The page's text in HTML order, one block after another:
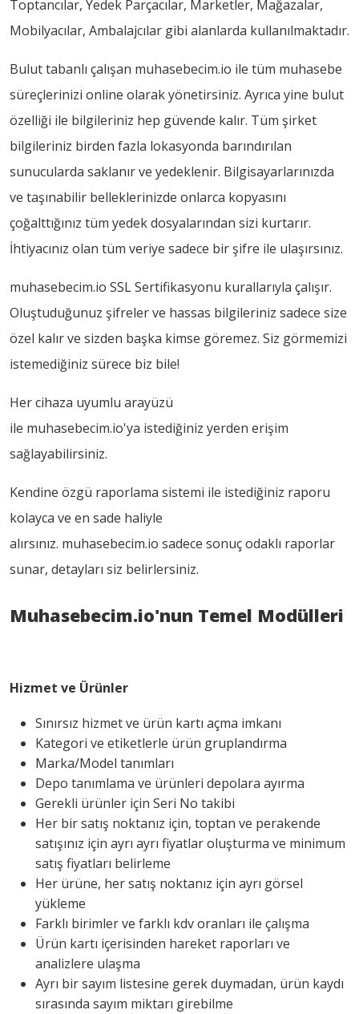
Toptancılar, Yedek Parçacılar, Marketler, Mağazalar,
Mobilyacılar, Ambalajcılar gibi alanlarda kullanılmaktadır.
Bulut tabanlı çalışan muhasebecim.io ile tüm muhasebe
süreçlerinizi online olarak yönetirsiniz. Ayrıca yine bulut
özelliği ile bilgileriniz hep güvende kalır. Tüm şirket
bilgileriniz birden fazla lokasyonda barındırılan
sunucularda saklanır ve yedeklenir. Bilgisayarlarınızda
ve taşınabilir belleklerinizde onlarca kopyasını
çoğalttığınız tüm yedek dosyalarından sizi kurtarır.
İhtiyacınız olan tüm veriye sadece bir şifre ile ulaşırsınız.
muhasebecim.io SSL Sertifikasyonu kurallarıyla çalışır.
Oluştuduğunuz şifreler ve hassas bilgileriniz sadece size
özel kalır ve sizden başka kimse göremez. Siz görmemizi
istemediğiniz sürece biz bile!
Her cihaza uyumlu arayüzü
ile muhasebecim.io'ya istediğiniz yerden erişim
sağlayabilirsiniz.
Kendine özgü raporlama sistemi ile istediğiniz raporu
kolayca ve en sade haliyle
alırsınız. muhasebecim.io sadece sonuç odaklı raporlar
sunar, detayları siz belirlersiniz.
Muhasebecim.io'nun Temel Modülleri
Hizmet ve Ürünler
Sınırsız hizmet ve ürün kartı açma imkanı
Kategori ve etiketlerle ürün gruplandırma
Marka/Model tanımları
Depo tanımlama ve ürünleri depolara ayırma
Gerekli ürünler için Seri No takibi
Her bir satış noktanız için, toptan ve perakende
satışınız için ayrı ayrı fiyatlar oluşturma ve minimum
satış fiyatları belirleme
Her ürüne, her satış noktanız için ayrı görsel
yükleme
Farklı birimler ve farklı kdv oranları ile çalışma
Ürün kartı içerisinden hareket raporları ve
analizlere ulaşma
Ayrı bir sayım listesine gerek duymadan, ürün kaydı
sırasında sayım miktarı girebilme